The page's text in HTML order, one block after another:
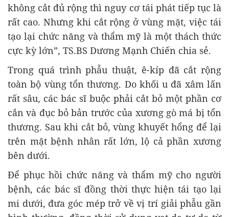
không cắt đủ rộng thì nguy cơ tái phát tiếp tục là
rất cao. Nhưng khi cắt rộng ở vùng mặt, việc tái
tạo lại chức năng và thẩm mỹ là một thách thức
cực kỳ lớn”, TS.BS Dương Mạnh Chiến chia sẻ.
Trong quá trình phẫu thuật, ê-kíp đã cắt rộng
toàn bộ vùng tổn thương. Do khối u đã xâm lấn
rất sâu, các bác sĩ buộc phải cắt bỏ một phần cơ
cắn và đục bỏ bản trước của xương gò má bị tổn
thương. Sau khi cắt bỏ, vùng khuyết hổng để lại
trên mặt bệnh nhân rất lớn, lộ cả phần xương
bên dưới.
Để phục hồi chức năng và thẩm mỹ cho người
bệnh, các bác sĩ đồng thời thực hiện tái tạo lại
mi dưới, đưa góc mép trở về vị trí giải phẫu gần